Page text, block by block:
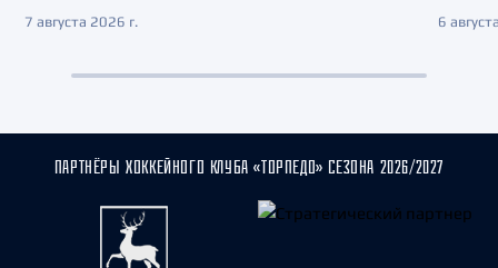
7 августа 2026 г. 6
ПАРТНЁРЫ ХОККЕЙНОГО КЛУБА «ТОРПЕДО» СЕЗОНА 2026/2027